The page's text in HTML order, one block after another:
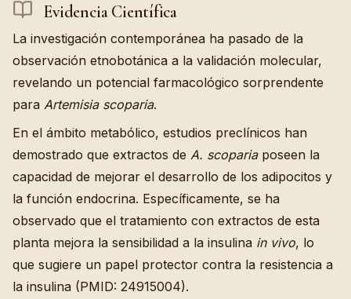
Evidencia Científica
La investigación contemporánea ha pasado de la
observación etnobotánica a la validación molecular,
revelando un potencial farmacológico sorprendente
para Artemisia scoparia.
En el ámbito metabólico, estudios preclínicos han
demostrado que extractos de A. scopariaposeen la
capacidad de mejorar el desarrollo de los adipocitos y
la función endocrina. Específicamente, se ha
observado que el tratamiento con extractos de esta
planta mejora la sensibilidad a la insulina in vivo, lo
que sugiere un papel protector contra la resistencia a
la insulina (PMID: 24915004).